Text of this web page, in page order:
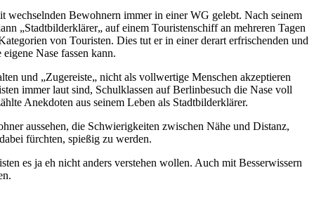
wechselnden Bewohnern immer in einer WG gelebt. Nach seinem
„Stadtbilderklärer„ auf einem Touristenschiff an mehreren Tagen
von Touristen. Dies tut er in einer derart erfrischenden und
Nase fassen kann.
und „Zugereiste„ nicht als vollwertige Menschen akzeptieren
immer laut sind, Schulklassen auf Berlinbesuch die Nase voll
Anekdoten aus seinem Leben als Stadtbilderklärer.
aussehen, die Schwierigkeiten zwischen Nähe und Distanz,
fürchten, spießig zu werden.
es ja eh nicht anders verstehen wollen. Auch mit Besserwissern